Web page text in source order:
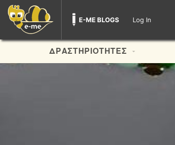
E-ME BLOGS Log In
ΔΡΑΣΤΗΡΙΟΤΗΤΕΣ